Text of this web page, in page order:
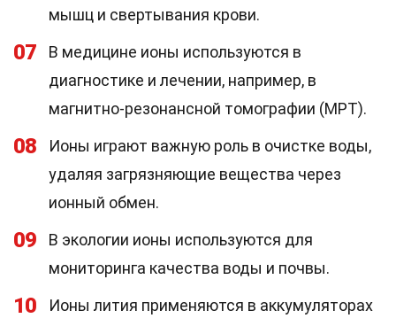
мышц и свертывания крови.
07
В медицине ионы используются в
диагностике и лечении, например, в
магнитно-резонансной томографии (МРТ).
08
Ионы играют важную роль в очистке воды,
удаляя загрязняющие вещества через
ионный обмен.
09
В экологии ионы используются для
мониторинга качества воды и почвы.
10
Ионы лития применяются в аккумуляторах